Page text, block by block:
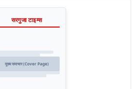
सरगुजा टाइम्स
मुख्य समाचार (Cover Page)